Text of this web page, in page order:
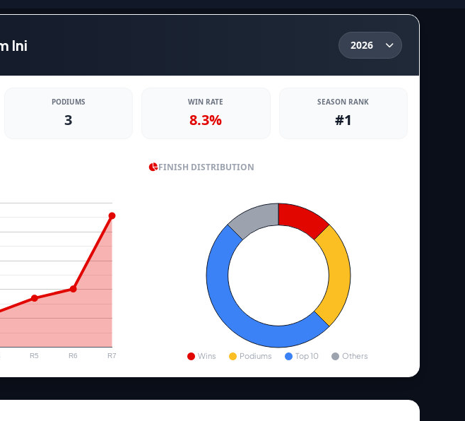
Ini
PODIUMS
3
WIN RATE
8.3%
SEASON RANK
#1
R5 R6 R7
FINISH DISTRIBUTION
Wins Podiums Top 10 Others